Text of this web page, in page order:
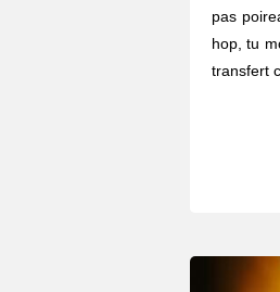
pas
hop, tu
transfert